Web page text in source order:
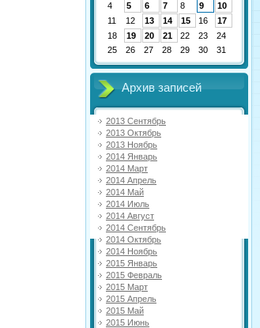
4
5 6 7 8 9
10
11
12 13 14 15 16
17
18
19 20 21 22 23
24
25
26 27 28 29 30 31
Архив записей
2013 Сентябрь
2013 Октябрь
2013 Ноябрь
2014 Январь
2014 Март
2014 Апрель
2014 Май
2014 Июль
2014 Август
2014 Сентябрь
2014 Октябрь
2014 Ноябрь
2015 Январь
2015 Февраль
2015 Март
2015 Апрель
2015 Май
2015 Июнь